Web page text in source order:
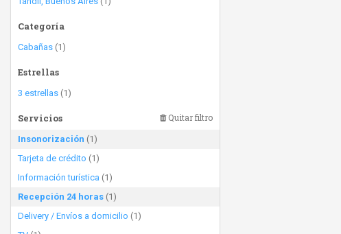
Categoría
Cabañas (1)
Estrellas
3 estrellas (1)
Servicios Quitar filtro
Insonorización (1)
Tarjeta de crédito (1)
Información turística (1)
Recepción 24 horas (1)
Delivery / Envíos a domicilio (1)